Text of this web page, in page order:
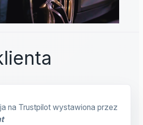
na Trustpilot wystawiona przez